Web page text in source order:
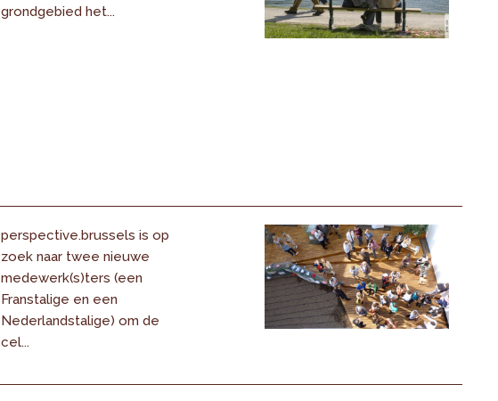
grondgebied het...
perspective.brussels is op
zoek naar twee nieuwe
medewerk(s)ters (een
Franstalige en een
Nederlandstalige) om de
cel...